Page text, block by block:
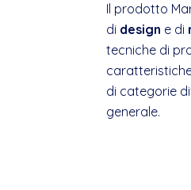
Il prodotto
di design e di
tecniche di
di categorie
generale.